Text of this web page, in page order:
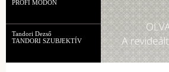
PROFI MÓDON
Tandori Dezső
TANDORI SZUBJEKTÍV